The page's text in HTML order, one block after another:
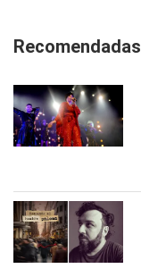
Recomendadas